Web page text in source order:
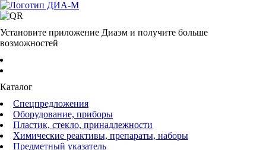
Установите приложение Диаэм и получите больше
возможностей
Каталог
Спецпредложения
Оборудование, приборы
Пластик, стекло, принадлежности
Химические реактивы, препараты, наборы
Предметный указатель